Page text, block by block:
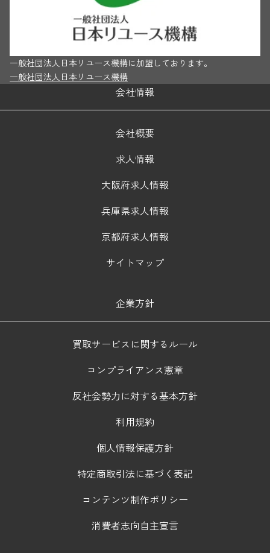
一般社団法人日本リユース機構に加盟しております。
一般社団法人日本リユース機構
会社情報
会社概要
求人情報
大阪府求人情報
兵庫県求人情報
京都府求人情報
サイトマップ
企業方針
買取サービスに関するルール
コンプライアンス憲章
反社会勢力に対する基本方針
利用規約
個人情報保護方針
特定商取引法に基づく表記
コンテンツ制作ポリシー
消費者志向自主宣言